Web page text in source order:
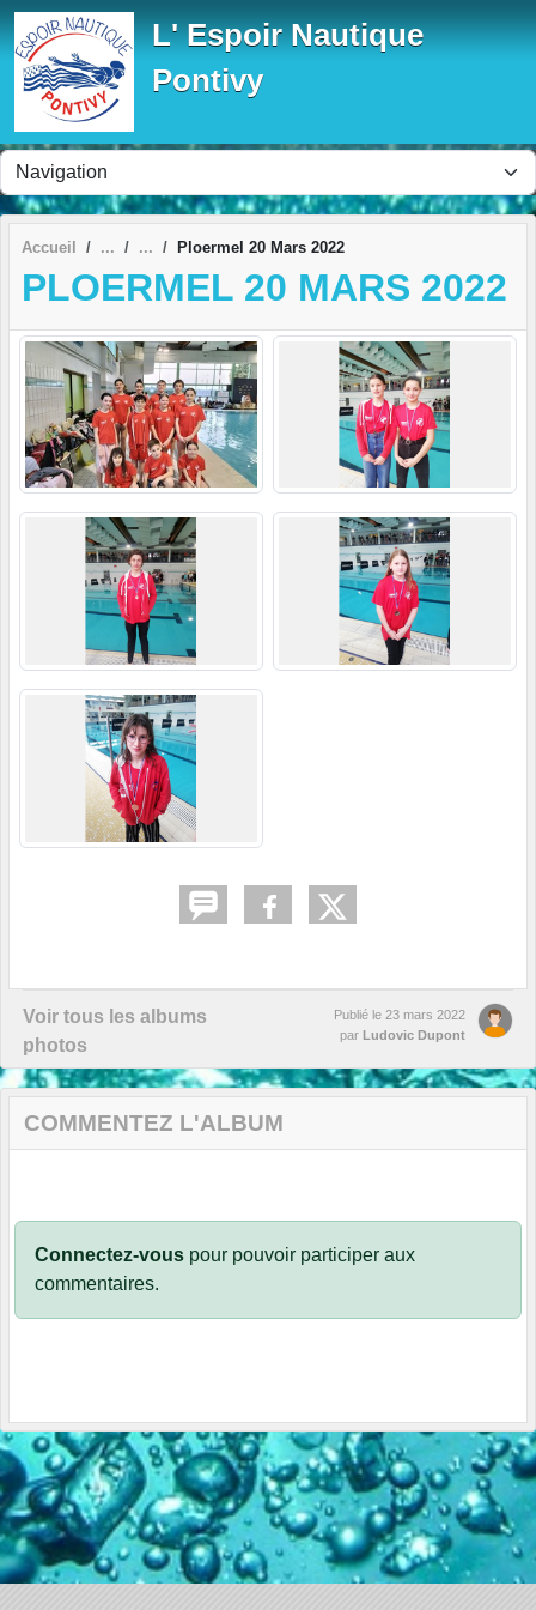
L' Espoir Nautique
Pontivy
Accueil Ploermel 20 Mars 2022
PLOERMEL 20 MARS 2022
Voir tous les albums
photos
Publié le 23 mars 2022
par Ludovic Dupont
COMMENTEZ L'ALBUM
Connectez-vous pour pouvoir participer aux
commentaires.
Panneau de gestion des cookies